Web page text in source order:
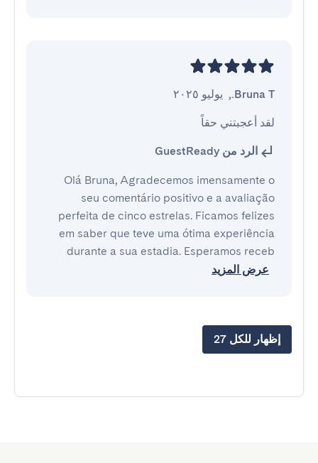
Bruna T.
, يوليو ٢٠٢٥
لقد أعجبتني حقاً
الرد من GuestReady
Olá Bruna, Agradecemos imensamente o
seu comentário positivo e a avaliação
perfeita de cinco estrelas. Ficamos felizes
em saber que teve uma ótima experiência
durante a sua estadia. Esperamos receb
عرض المزيد
إظهار للكل 27